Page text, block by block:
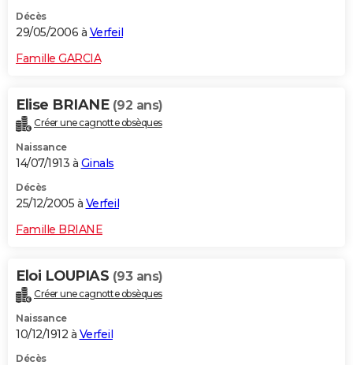
Décès
29/05/2006 à Verfeil
Famille GARCIA
Elise BRIANE (92 ans)
Créer une cagnotte obsèques
Naissance
14/07/1913 à Ginals
Décès
25/12/2005 à Verfeil
Famille BRIANE
Eloi LOUPIAS (93 ans)
Créer une cagnotte obsèques
Naissance
10/12/1912 à Verfeil
Décès